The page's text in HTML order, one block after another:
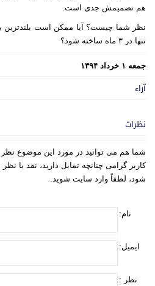
هم تصمیمش جدی است.
نظر شما چیست؟ آیا ممکن است بلندترین
تنها در ۳ ماه ساخته شود؟
جمعه ۱ خرداد ۱۳۹۴
آراء
نظرات
شما هم می توانید در مورد این موضوع نظر
کاربر گرامی چنانچه تمایل دارید، نقد یا
شود، لطفاً وارد سایت شوید.
نام:
ایمیل:
نظر :